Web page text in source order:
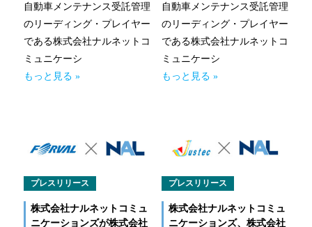
自動車メンテナンス受託管理
のリーディング・プレイヤー
である株式会社ナルネットコ
ミュニケーシ
もっと見る »
自動車メンテナンス受託管理
のリーディング・プレイヤー
である株式会社ナルネットコ
ミュニケーシ
もっと見る »
プレスリリース
株式会社ナルネットコミュ
ニケーションズが株式会社
プレスリリース
株式会社ナルネットコミュ
ニケーションズ、株式会社
ESGの取り組み
IR情報
採用情報
お問い合わせ
CLOSE